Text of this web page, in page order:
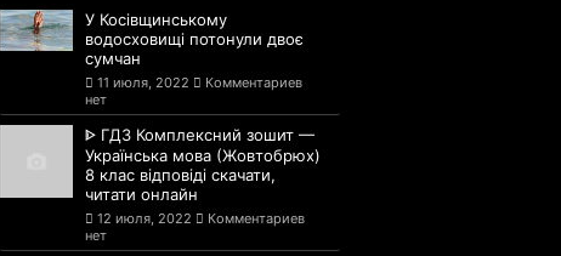
У Косівщинському
водосховищі потонули двоє
сумчан
11 июля, 2022
Комментариев
нет
ᐈ ГДЗ Комплексний зошит —
Українська мова (Жовтобрюх)
8 клас відповіді скачати,
читати онлайн
12 июля, 2022
Комментариев
нет